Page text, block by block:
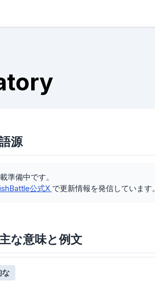
源
準備中です。
公式X で更新情報を発信しています。
な意味と例文
な